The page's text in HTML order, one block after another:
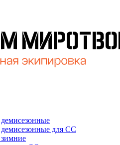
для СС